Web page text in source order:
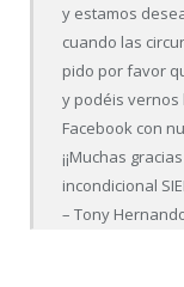
y estamos
cuando las
pido por favor
y podéis vernos
Facebook con
¡¡Muchas
incondicional
– Tony